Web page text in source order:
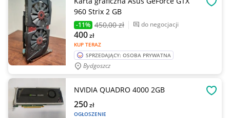
960 Strix 2 GB
-11% 450,00 zł do negocjacji
KUP TERAZ
400zł
SPRZEDAJĄCY: OSOBA PRYWATNA
Bydgoszcz
NVIDIA QUADRO 4000 2GB
OGŁOSZENIE
250zł